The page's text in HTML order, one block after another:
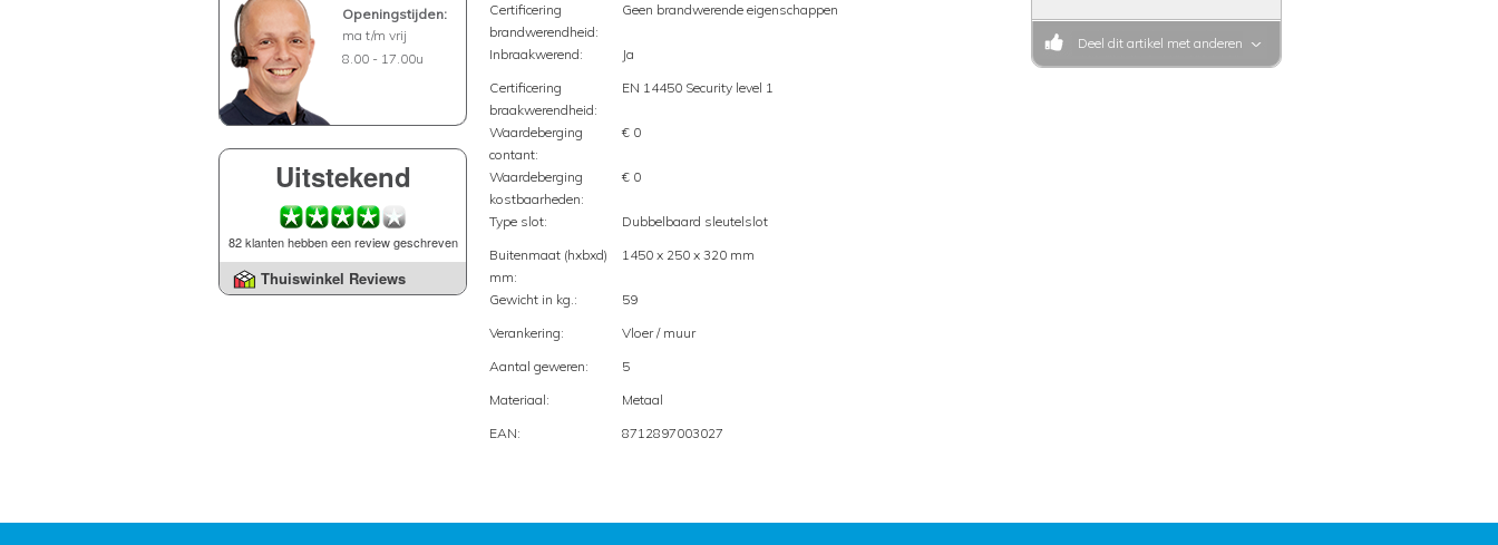
Openingstijden:
ma t/m vrij
8.00 - 17.00u
Uitstekend
82 klanten hebben een review geschreven
Thuiswinkel Reviews
Certificering
brandwerendheid:
Geen brandwerende eigenschappen
Inbraakwerend:
Ja
Certificering
braakwerendheid:
EN 14450 Security level 1
Waardeberging
contant:
€ 0
Waardeberging
kostbaarheden:
€ 0
Type slot:
Dubbelbaard sleutelslot
Buitenmaat (hxbxd)
mm:
1450 x 250 x 320 mm
Gewicht in kg.:
59
Verankering:
Vloer / muur
Aantal geweren:
5
Materiaal:
Metaal
EAN:
8712897003027
Deel dit artikel met anderen